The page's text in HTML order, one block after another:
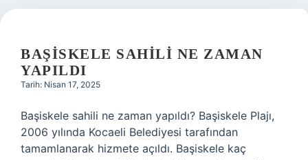
BAŞISKELE SAHILI NE ZAMAN
YAPILDI
Tarih: Nisan 17, 2025
Başiskele sahili ne zaman yapıldı? Başiskele Plajı,
2006 yılında Kocaeli Belediyesi tarafından
tamamlanarak hizmete açıldı. Başiskele kaç